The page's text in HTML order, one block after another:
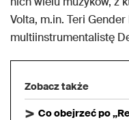
Volta, m.in. Teri
multiinstrumentalistę
Zobacz także
Co obejrzeć po